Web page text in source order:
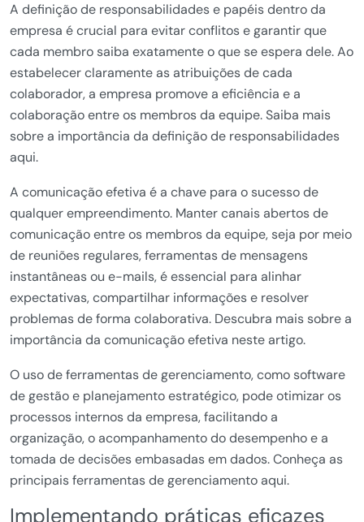
A definição de responsabilidades e papéis dentro da
empresa é crucial para evitar conflitos e garantir que
cada membro saiba exatamente o que se espera dele. Ao
estabelecer claramente as atribuições de cada
colaborador, a empresa promove a eficiência e a
colaboração entre os membros da equipe. Saiba mais
sobre a importância da definição de responsabilidades
aqui.
A comunicação efetiva é a chave para o sucesso de
qualquer empreendimento. Manter canais abertos de
comunicação entre os membros da equipe, seja por meio
de reuniões regulares, ferramentas de mensagens
instantâneas ou e-mails, é essencial para alinhar
expectativas, compartilhar informações e resolver
problemas de forma colaborativa. Descubra mais sobre a
importância da comunicação efetiva neste artigo.
O uso de ferramentas de gerenciamento, como software
de gestão e planejamento estratégico, pode otimizar os
processos internos da empresa, facilitando a
organização, o acompanhamento do desempenho e a
tomada de decisões embasadas em dados. Conheça as
principais ferramentas de gerenciamento aqui.
Implementando práticas eficazes